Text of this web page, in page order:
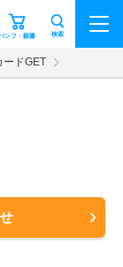
ンフ・願書 検索
ードGET